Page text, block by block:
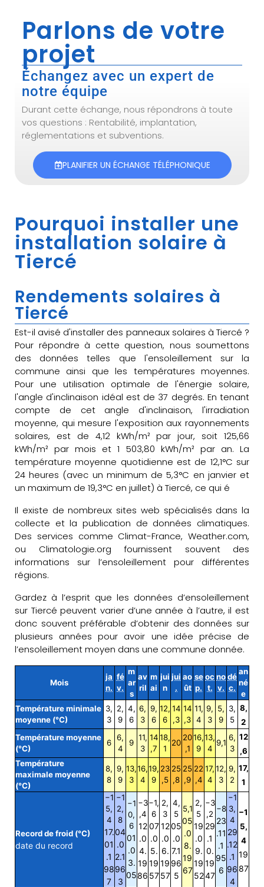
Parlons de votre
projet
Échangez avec un expert de
notre équipe
Durant cette échange, nous répondrons à toute
vos questions : Rentabilité, implantation,
réglementations et subventions.
PLANIFIER UN ÉCHANGE TÉLÉPHONIQUE
Pourquoi installer une
installation solaire à
Tiercé
Rendements solaires à
Tiercé
Est-il avisé d'installer des panneaux solaires à Tiercé ?
Pour répondre à cette question, nous soumettons
des données telles que l'ensoleillement sur la
commune ainsi que les températures moyennes.
Pour une utilisation optimale de l'énergie solaire,
l'angle d'inclinaison idéal est de 37 degrés. En tenant
compte de cet angle d'inclinaison, l'irradiation
moyenne, qui mesure l'exposition aux rayonnements
solaires, est de 4,12 kWh/m² par jour, soit 125,66
kWh/m² par mois et 1 503,80 kWh/m² par an. La
température moyenne quotidienne est de 12,1°C sur
24 heures (avec un minimum de 5,3°C en janvier et
un maximum de 19,3°C en juillet) à Tiercé, ce qui é
Il existe de nombreux sites web spécialisés dans la
collecte et la publication de données climatiques.
Des services comme Climat-France, Weather.com,
ou Climatologie.org fournissent souvent des
informations sur l’ensoleillement pour différentes
régions.
Gardez à l’esprit que les données d’ensoleillement
sur Tiercé peuvent varier d’une année à l’autre, il est
donc souvent préférable d’obtenir des données sur
plusieurs années pour avoir une idée précise de
l’ensoleillement moyen dans une commune donnée.
Mois
ja
n.
fé
v.
m
ar
s
av
ril
m
ai
jui
n
jui
.
ao
ût
se
p.
oc
t.
no
v.
dé
c.
an
né
e
Température minimale
moyenne (°C)
3,
3
2,
9
4,
6
6,
3
9,
6
12,
6
14
,3
14
,3
11,
4
9,
3
5,
9
3,
5
8,
2
Température moyenne
(°C)
6
6,
4
9
11,
3
14
,7
18,
1
20
20
,1
16,
9
13,
4
9,1
6,
3
12
,6
Température
maximale moyenne
(°C)
8,
8
9,
9
13,
3
16,
4
19,
9
23
,5
25
,8
25
,9
22
,4
17,
4
12,
3
9,
2
17,
1
Record de froid (°C)
date du record
−1
5,
4
17.
01
.1
98
7
−1
2,
8
04
.0
2.1
96
3
−1
0,
6
01
.0
3.
05
−3
,4
12
.0
4.
19
86
−1,
6
07
.0
5.
19
57
2,
3
12
.0
6.
19
57
4,
5
05
.0
7.1
96
5
5,1
05
.0
8.
19
67
2,
5
19
.0
9.
19
52
−3
,2
29
.1
0.
19
47
−8
23
.11
.1
95
6
−1
3,
4
29
.12
.1
96
4
−1
5,
4
19
87